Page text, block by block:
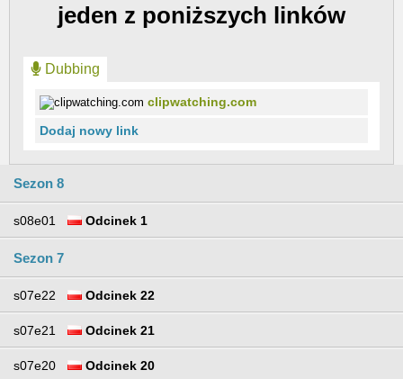
jeden z poniższych linków
Dubbing
clipwatching.com
Dodaj nowy link
Sezon 8
s08e01 Odcinek 1
Sezon 7
s07e22 Odcinek 22
s07e21 Odcinek 21
s07e20 Odcinek 20